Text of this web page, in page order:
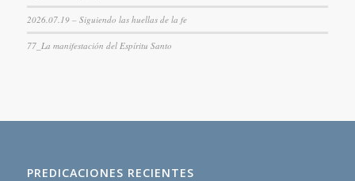
2026.07.19 – Siguiendo las huellas de la fe
77_La manifestación del Espíritu Santo
PREDICACIONES RECIENTES